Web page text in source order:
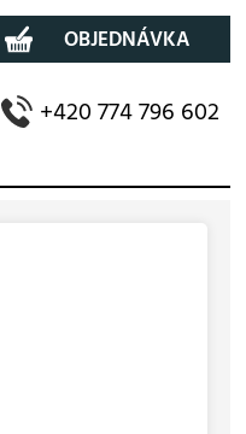
Můj účet OBJEDNÁVKA
+420 774 796 602